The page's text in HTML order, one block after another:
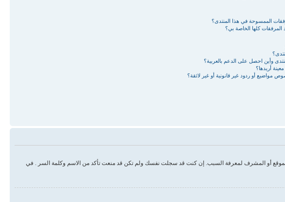
الممسوحة في هذا المنتدى؟
المرفقات كلها الخاصة بي؟
وأين احصل على الدعم بالعربية؟
أريدها؟
مواضيع أو ردود غير قانونية أو غير لائقة؟
أو المشرف لمعرفة السبب. إن كنت قد سجلت نفسك ولم تكن قد منعت تأكد من الاسم وكلمة السر . في